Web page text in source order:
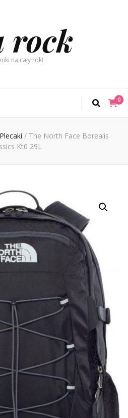
rock
na cały rok!
0
Plecaki / The North Face Borealis
Kt0 29L